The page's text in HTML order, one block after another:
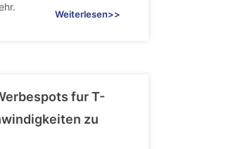
Weiterlesen>>
fur T-
zu